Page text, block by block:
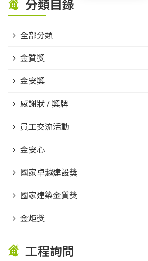
分類目錄
全部分類
金質獎
金安獎
感謝狀 / 獎牌
員工交流活動
金安心
國家卓越建設獎
國家建築金質獎
金炬獎
工程詢問